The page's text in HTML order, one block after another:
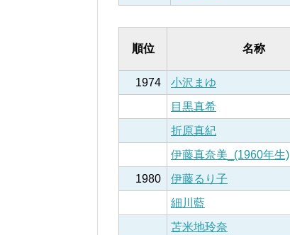
順位 名称
1974
小沢まゆ
目黒真希
折原真紀
伊藤真奈美_(1960年生)
1980
伊藤るり子
細川藍
苫米地玲奈